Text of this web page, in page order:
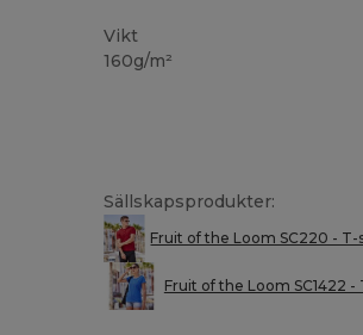
Vikt
160g/m²
Sällskapsprodukter:
Fruit of the Loom SC220 -
Fruit of the Loom SC1422